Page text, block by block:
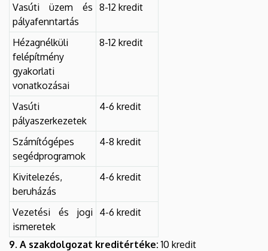
Vasúti üzem és
pályafenntartás
8-12 kredit
Hézagnélküli
felépítmény
gyakorlati
vonatkozásai
8-12 kredit
Vasúti
pályaszerkezetek
4-6 kredit
Számítógépes
segédprogramok
4-8 kredit
Kivitelezés,
beruházás
4-6 kredit
Vezetési és jogi
ismeretek
4-6 kredit
9. A szakdolgozat kreditértéke:10 kredit